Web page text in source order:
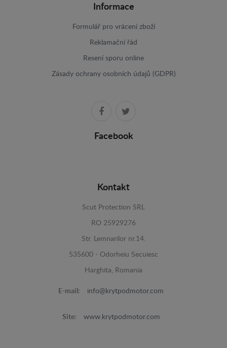
Informace
Formulář pro vrácení zboží
Reklamační řád
Resení sporu online
Zásady ochrany osobních údajů (GDPR)
Facebook
Kontakt
Scut Protection SRL
RO 25929276
Str. Lemnarilor nr.14.
535600 - Odorheiu Secuiesc
Harghita, Romania
E-mail: info@krytpodmotor.com
Site: www.krytpodmotor.com